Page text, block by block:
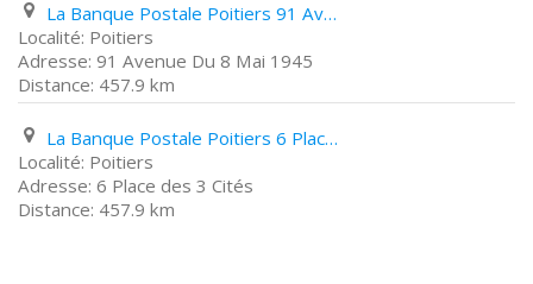
La Banque Postale Poitiers 91 Avenue Du 8 Mai 1945
Poitiers
91 Avenue Du 8 Mai 1945
457.9 km
La Banque Postale Poitiers 6 Place des 3 Cités
Poitiers
6 Place des 3 Cités
457.9 km